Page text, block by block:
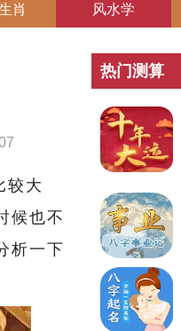
肖 风水学
大
候也不
析一下
热门测算